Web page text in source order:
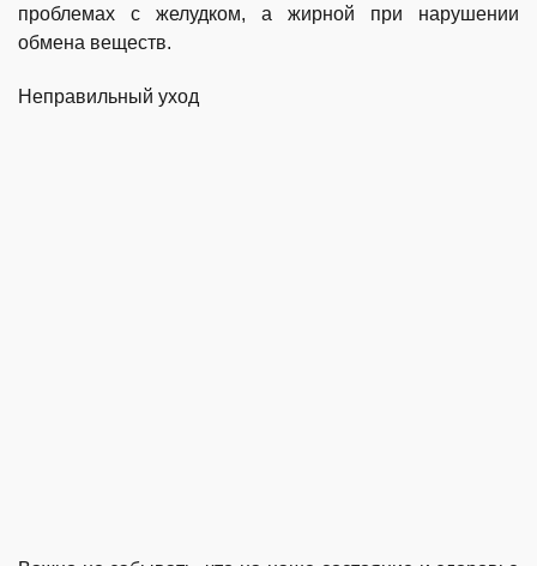
проблемах с желудком, а жирной при нарушении
обмена веществ.
Неправильный уход